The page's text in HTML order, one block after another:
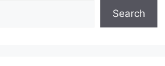
Search